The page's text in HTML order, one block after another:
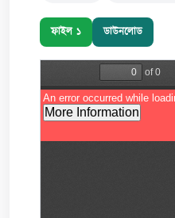
ফাইল ১ ডাউনলোড